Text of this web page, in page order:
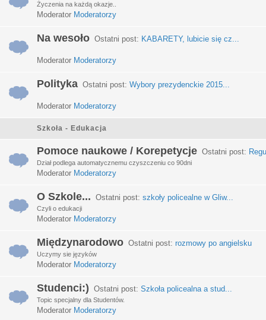
Życzenia na każdą okazje..
Moderator Moderatorzy
Na wesoło Ostatni post: KABARETY, lubicie się cz...
Moderator Moderatorzy
Polityka Ostatni post: Wybory prezydenckie 2015...
Moderator Moderatorzy
Szkoła - Edukacja
Pomoce naukowe / Korepetycje Ostatni post:
Dział podlega automatycznemu czyszczeniu co 90dni
Moderator Moderatorzy
O Szkole... Ostatni post: szkoły policealne w Gliw...
Czyli o edukacji
Moderator Moderatorzy
Międzynarodowo Ostatni post: rozmowy po angielsku
Uczymy sie języków
Moderator Moderatorzy
Studenci:) Ostatni post: Szkoła policealna a stud...
Topic specjalny dla Studentów.
Moderator Moderatorzy